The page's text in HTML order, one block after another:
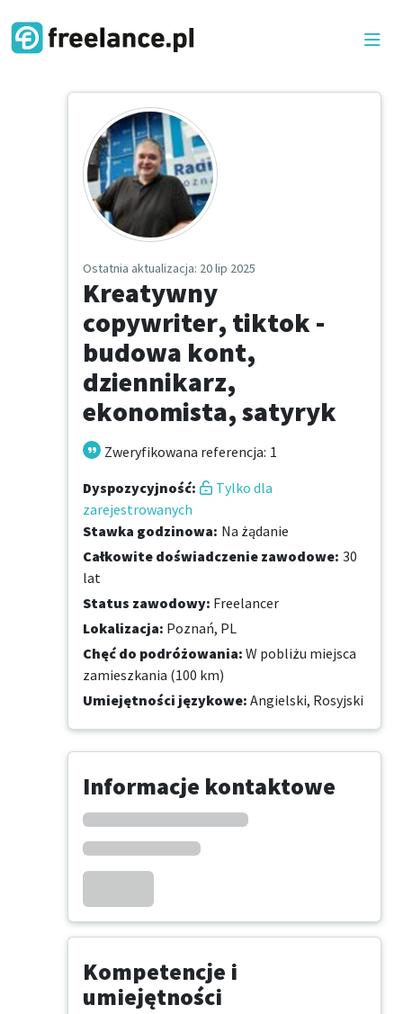
Ostatnia aktualizacja: 20 lip 2025
Kreatywny
copywriter, tiktok -
budowa kont,
dziennikarz,
ekonomista, satyryk
Zweryfikowana referencja: 1
Dyspozycyjność:
Tylko dla
zarejestrowanych
Stawka godzinowa: Na żądanie
Całkowite doświadczenie zawodowe: 30
lat
Status zawodowy: Freelancer
Lokalizacja: Poznań, PL
Chęć do podróżowania: W pobliżu miejsca
zamieszkania (100 km)
Umiejętności językowe: Angielski, Rosyjski
Informacje kontaktowe
Kompetencje i
umiejętności